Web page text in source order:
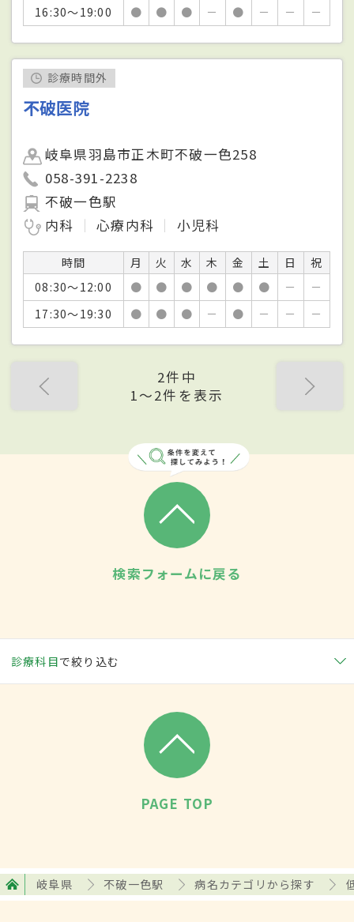
16:30～19:00
● ● ● － ● － － －
診療時間外
不破医院
岐阜県羽島市正木町不破一色258
058-391-2238
不破一色駅
内科
心療内科 小児科
時間 月 火 水 木 金 土 日
祝
08:30～12:00
● ● ● ● ● ● －
－
17:30～19:30
● ● ● － ● － － －
2件中
1〜2件を表示
検索フォームに戻る
診療科目で絞り込む
PAGE TOP
岐阜県 不破一色駅 病名カテゴリから探す